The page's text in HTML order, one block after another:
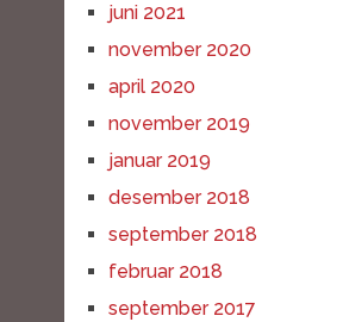
juni 2021
november 2020
april 2020
november 2019
januar 2019
desember 2018
september 2018
februar 2018
september 2017